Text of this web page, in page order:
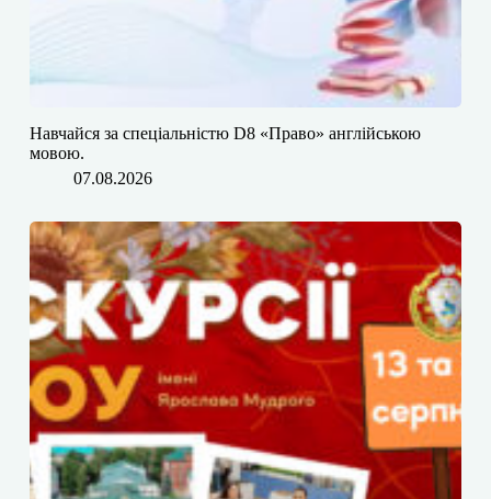
​​Навчайся за спеціальністю D8 «Право» англійською
мовою.
07.08.2026